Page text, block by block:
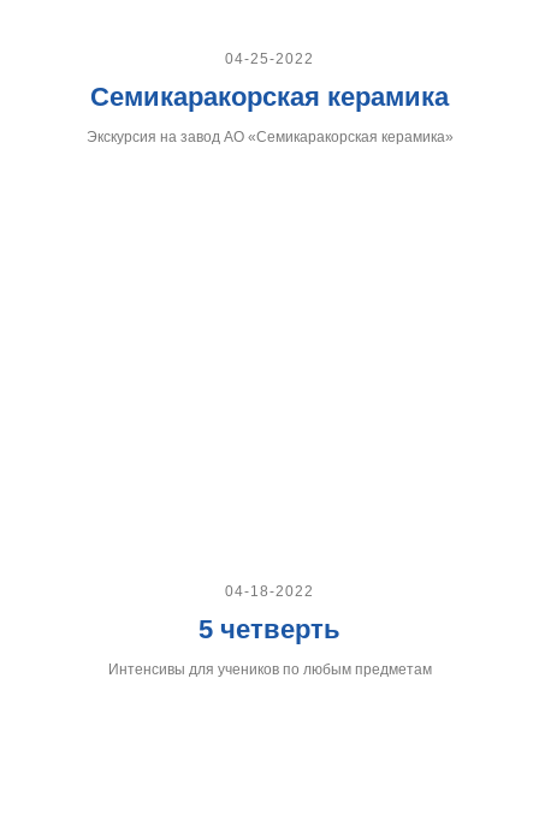
04-25-2022
Семикаракорская керамика
Экскурсия на завод АО «Семикаракорская керамика»
04-18-2022
5 четверть
Интенсивы для учеников по любым предметам